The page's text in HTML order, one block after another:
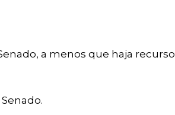
a menos que haja recurso